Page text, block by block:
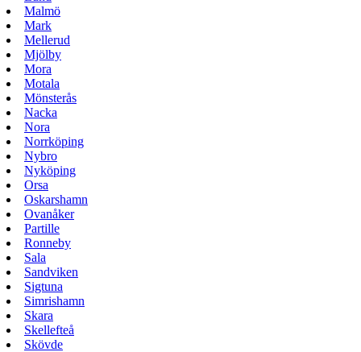
Malmö
Mark
Mellerud
Mjölby
Mora
Motala
Mönsterås
Nacka
Nora
Norrköping
Nybro
Nyköping
Orsa
Oskarshamn
Ovanåker
Partille
Ronneby
Sala
Sandviken
Sigtuna
Simrishamn
Skara
Skellefteå
Skövde